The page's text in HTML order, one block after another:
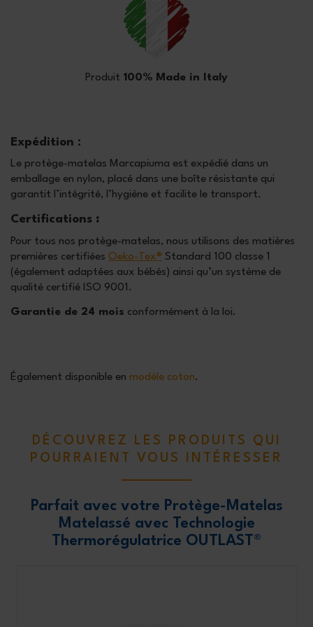
Produit 100% Made in Italy
Expédition :
Le protège-matelas Marcapiuma est expédié dans un
emballage en nylon, placé dans une boîte résistante qui
garantit l’intégrité, l’hygiène et facilite le transport.
Certifications :
Pour tous nos protège-matelas, nous utilisons des matières
premières certifiées Oeko-Tex® Standard 100 classe 1
(également adaptées aux bébés) ainsi qu’un système de
qualité certifié ISO 9001.
Garantie de 24 mois conformément à la loi.
Également disponible en modèle coton.
DÉCOUVREZ LES PRODUITS QUI
POURRAIENT VOUS INTÉRESSER
Parfait avec votre Protège-Matelas
Matelassé avec Technologie
Thermorégulatrice OUTLAST®